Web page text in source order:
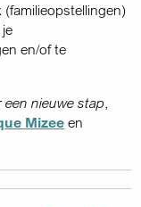
en/of te
een nieuwe stap,
Mizeeen